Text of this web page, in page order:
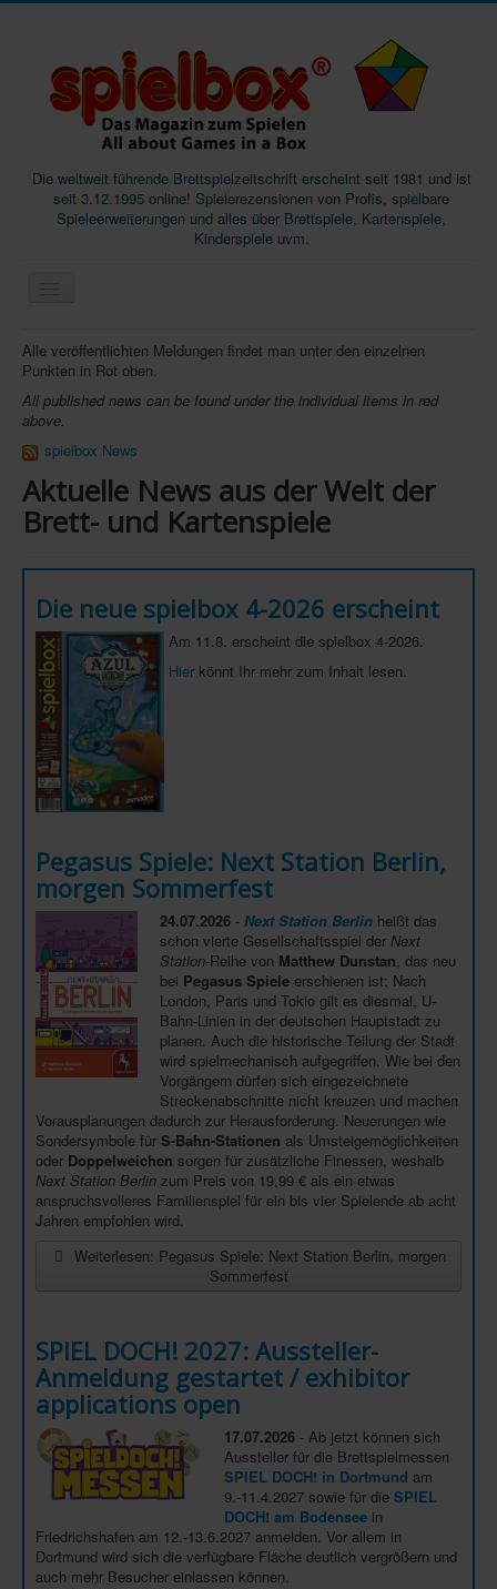
Die weltweit führende Brettspielzeitschrift erscheint seit 1981 und ist
seit 3.12.1995 online! Spielerezensionen von Profis, spielbare
Spieleerweiterungen und alles über Brettspiele, Kartenspiele,
Kinderspiele uvm.
Start
Magazine
Abos/Subscriptions
Podcast
SpieleMag
Infos
Shop
Download spielbox Special 2025
Newsletter
Spieledatenbank
Premium login
Neuheiten-New Games
Köpfe-Heads
Branchen-/Wirtschaftsnews
Interviews
Crowdfunding
Veranstaltungen-Events
In eigener Sache-On our own behalf
Archivierte Meldungen-News archive
Alle veröffentlichten Meldungen findet man unter den einzelnen
Punkten in Rot oben.
All published news can be found under the individual items in red
above.
spielbox News
Aktuelle News aus der Welt der
Brett- und Kartenspiele
Die neue spielbox 4-2026 erscheint
Am 11.8. erscheint die spielbox 4-2026.
Hier könnt Ihr mehr zum Inhalt lesen.
Pegasus Spiele: Next Station Berlin,
morgen Sommerfest
24.07.2026 - Next Station Berlin heißt das
schon vierte Gesellschaftsspiel der Next
Station-Reihe von Matthew Dunstan, das neu
bei Pegasus Spiele erschienen ist: Nach
London, Paris und Tokio gilt es diesmal, U-
Bahn-Linien in der deutschen Hauptstadt zu
planen. Auch die historische Teilung der Stadt
wird spielmechanisch aufgegriffen. Wie bei den
Vorgängern dürfen sich eingezeichnete
Streckenabschnitte nicht kreuzen und machen
Vorausplanungen dadurch zur Herausforderung. Neuerungen wie
Sondersymbole für S-Bahn-Stationen als Umsteigemöglichkeiten
oder Doppelweichen sorgen für zusätzliche Finessen, weshalb
Next Station Berlin zum Preis von 19,99 € als ein etwas
anspruchsvolleres Familienspiel für ein bis vier Spielende ab acht
Jahren empfohlen wird.
Weiterlesen: Pegasus Spiele: Next Station Berlin, morgen
Sommerfest
SPIEL DOCH! 2027: Aussteller-
Anmeldung gestartet / exhibitor
applications open
17.07.2026 - Ab jetzt können sich
Aussteller für die Brettspielmessen
SPIEL DOCH! in Dortmund am
9.-11.4.2027 sowie für die SPIEL
DOCH! am Bodensee in
Friedrichshafen am 12.-13.6.2027 anmelden. Vor allem in
Dortmund wird sich die verfügbare Fläche deutlich vergrößern und
auch mehr Besucher einlassen können.